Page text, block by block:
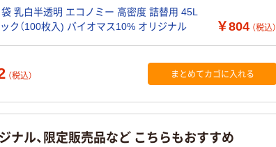
乳白半透明 エコノミー 高密度 詰替用 45L
0.012mm 1パック（100枚入) バイオマス10% オリジナル
￥804 （税込）
（税込） まとめてカゴに入れる
ナル、限定販売品など こちらもおすすめ